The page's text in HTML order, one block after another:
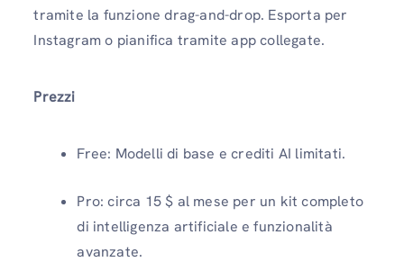
tramite la funzione drag-and-drop. Esporta per
Instagram o pianifica tramite app collegate.
Prezzi
Free: Modelli di base e crediti AI limitati.
Pro: circa 15 $ al mese per un kit completo
di intelligenza artificiale e funzionalità
avanzate.